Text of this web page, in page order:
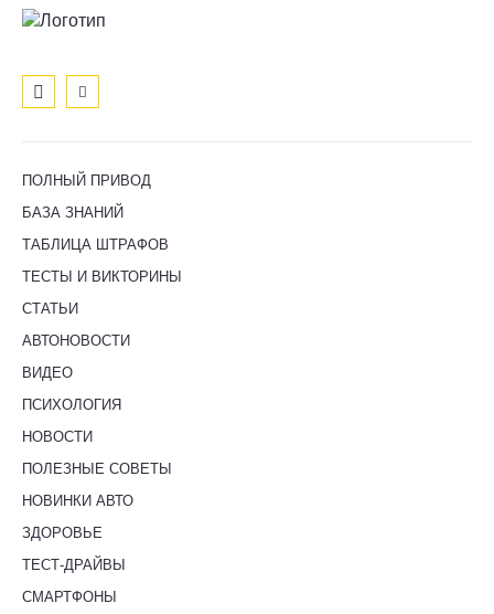
ПОЛНЫЙ ПРИВОД
БАЗА ЗНАНИЙ
ТАБЛИЦА ШТРАФОВ
ТЕСТЫ И ВИКТОРИНЫ
СТАТЬИ
АВТОНОВОСТИ
ВИДЕО
ПСИХОЛОГИЯ
НОВОСТИ
ПОЛЕЗНЫЕ СОВЕТЫ
НОВИНКИ АВТО
ЗДОРОВЬЕ
ТЕСТ-ДРАЙВЫ
СМАРТФОНЫ